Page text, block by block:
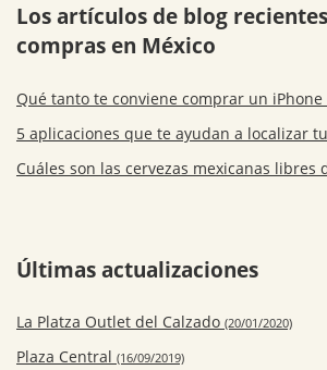
Los artículos de blog
compras en México
Qué tanto te conviene comprar un iPhone
5 aplicaciones que te ayudan a localizar
Cuáles son las cervezas mexicanas libres
Últimas actualizaciones
La Platza Outlet del Calzado (20/01/2020)
Plaza Central (16/09/2019)